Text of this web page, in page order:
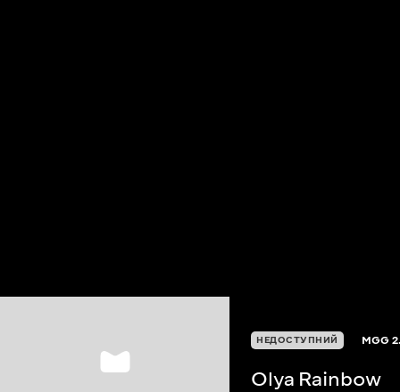
НЕДОСТУПНИЙ MGG
Olya Rainbow